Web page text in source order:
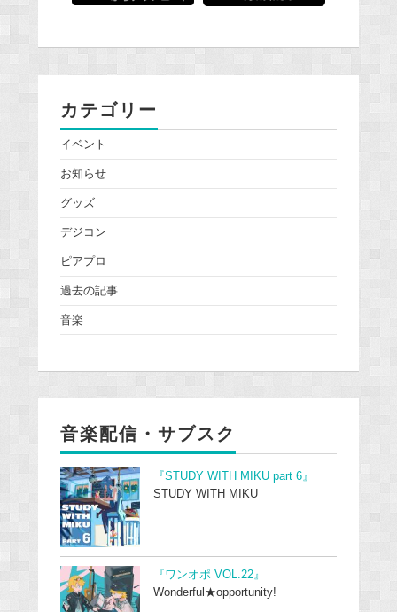
カテゴリー
イベント
お知らせ
グッズ
デジコン
ピアプロ
過去の記事
音楽
音楽配信・サブスク
『STUDY WITH MIKU part 6』
STUDY WITH MIKU
『ワンオポ VOL.22』
Wonderful★opportunity!